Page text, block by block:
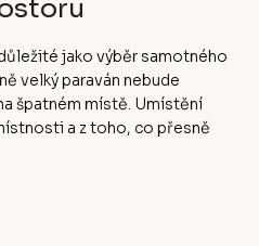
jako výběr samotného
velký paraván nebude
špatném místě. Umístění
a z toho, co přesně